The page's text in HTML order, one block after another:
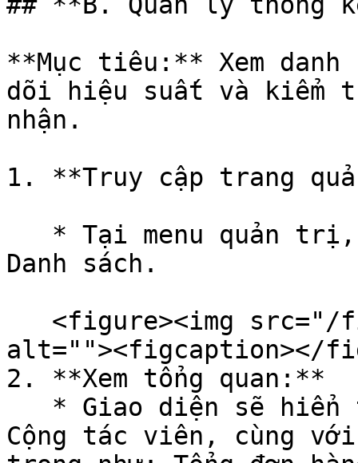
**Mục tiêu:** Xem
dõi hiệu suất và kiểm
nhận.
1. **Truy cập trang
Danh sách.
alt=""><figcaption></
2. **Xem tổng quan:**
Cộng tác viên, cùng